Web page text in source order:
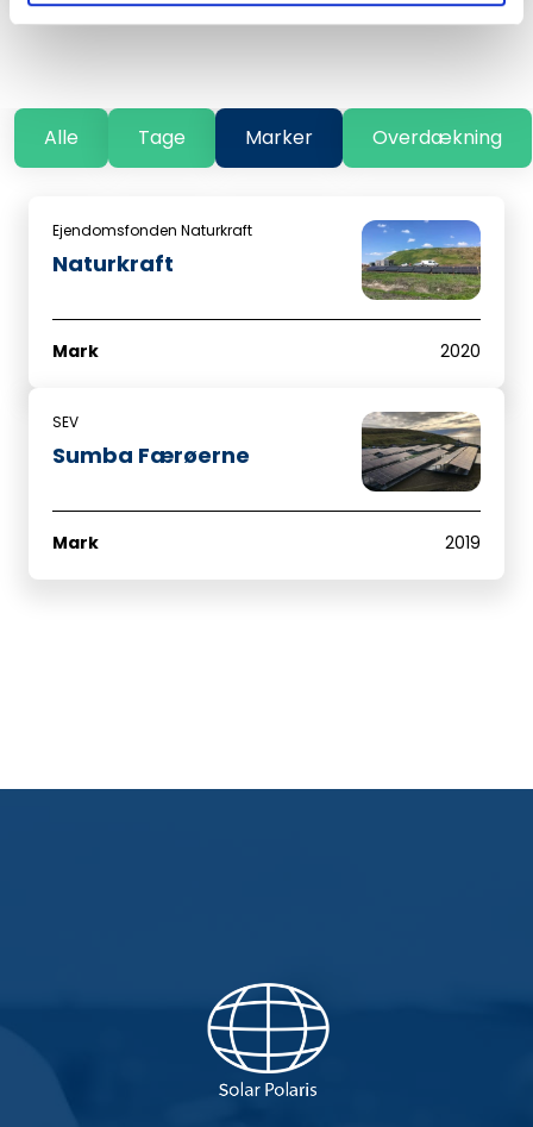
Alle Tage Marker Overdækning
Ejendomsfonden Naturkraft
Naturkraft
Mark 2020
SEV
Sumba Færøerne
Mark 2019